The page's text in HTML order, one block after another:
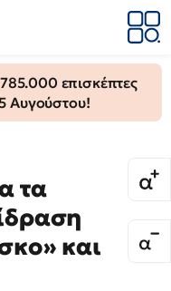
επισκέπτες
Αυγούστου!
τα
και